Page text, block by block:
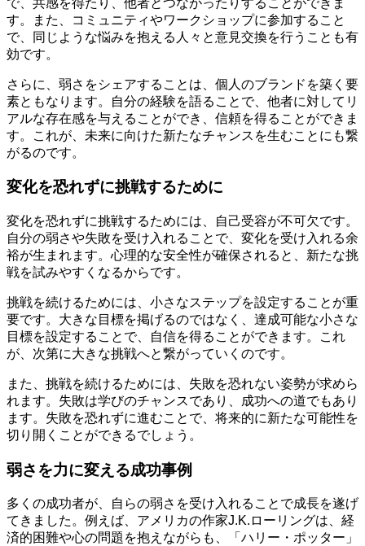
す。また、コミュニティやワークショップに参加すること
で、同じような悩みを抱える人々と意見交換を行うことも有
効です。
さらに、弱さをシェアすることは、個人のブランドを築く要
素ともなります。自分の経験を語ることで、他者に対してリ
アルな存在感を与えることができ、信頼を得ることができま
す。これが、未来に向けた新たなチャンスを生むことにも繋
がるのです。
変化を恐れずに挑戦するために
変化を恐れずに挑戦するためには、自己受容が不可欠です。
自分の弱さや失敗を受け入れることで、変化を受け入れる余
裕が生まれます。心理的な安全性が確保されると、新たな挑
戦を試みやすくなるからです。
挑戦を続けるためには、小さなステップを設定することが重
要です。大きな目標を掲げるのではなく、達成可能な小さな
目標を設定することで、自信を得ることができます。これ
が、次第に大きな挑戦へと繋がっていくのです。
また、挑戦を続けるためには、失敗を恐れない姿勢が求めら
れます。失敗は学びのチャンスであり、成功への道でもあり
ます。失敗を恐れずに進むことで、将来的に新たな可能性を
切り開くことができるでしょう。
弱さを力に変える成功事例
多くの成功者が、自らの弱さを受け入れることで成長を遂げ
てきました。例えば、アメリカの作家J.K.ローリングは、経
済的困難や心の問題を抱えながらも、「ハリー・ポッター」